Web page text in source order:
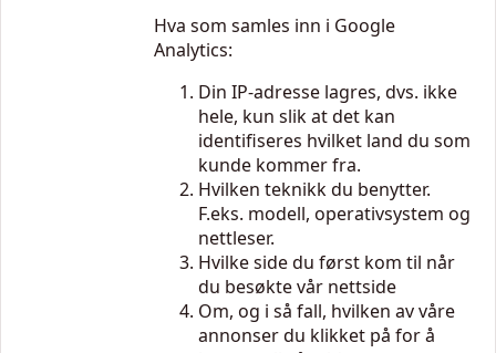
Hva som samles inn i Google
Analytics:
Din IP-adresse lagres, dvs. ikke
hele, kun slik at det kan
identifiseres hvilket land du som
kunde kommer fra.
Hvilken teknikk du benytter.
F.eks. modell, operativsystem og
nettleser.
Hvilke side du først kom til når
du besøkte vår nettside
Om, og i så fall, hvilken av våre
annonser du klikket på for å